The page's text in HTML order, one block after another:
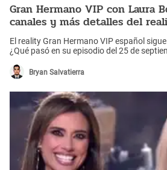
Gran Hermano VIP con Laura
canales y más detalles del
El reality Gran Hermano VIP español
¿Qué pasó en su episodio del 25 de
Bryan Salvatierra